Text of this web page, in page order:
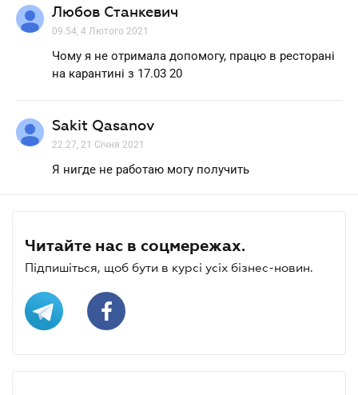
Любов Станкевич
09.54, 4 Лютого 2021
Чому я не отримала допомогу, працю в ресторані
на карантині з 17.03 20
Sakit Qasanov
22.27, 21 Січня 2021
Я нигде не работаю могу получить
Читайте нас в соцмережах.
Підпишіться, щоб бути в курсі усіх бізнес-новин.